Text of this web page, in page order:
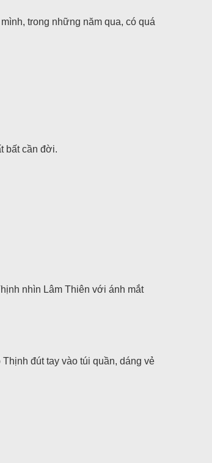
trong những năm qua, có quá
bất cần đời.
nhìn Lâm Thiên với ánh mắt
đút tay vào túi quần, dáng vẻ